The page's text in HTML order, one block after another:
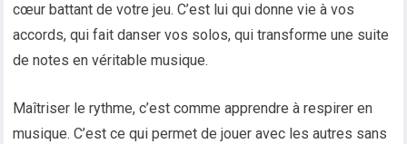
cœur battant de votre jeu. C’est lui qui donne vie à vos
accords, qui fait danser vos solos, qui transforme une suite
de notes en véritable musique.
Maîtriser le rythme, c’est comme apprendre à respirer en
musique. C’est ce qui permet de jouer avec les autres sans